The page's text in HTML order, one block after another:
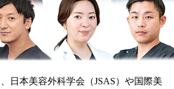
日本美容外科学会（JSAS）や国際美